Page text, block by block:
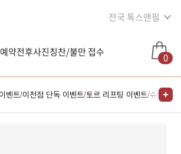
전국 톡스앤필
약전후사진칭찬/불만 접수 0
벤트/이천점 단독 이벤트/토르 리프팅 이벤트/슈링크